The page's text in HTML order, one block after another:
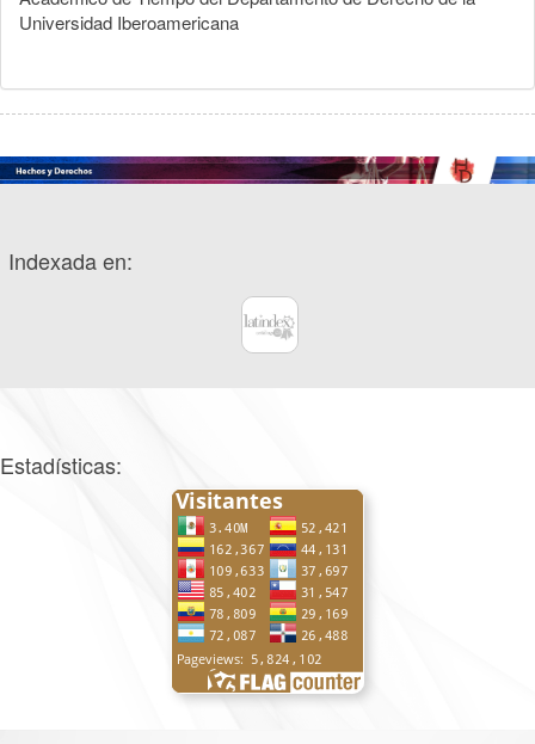
Universidad Iberoamericana
Indexada en:
Estadísticas: